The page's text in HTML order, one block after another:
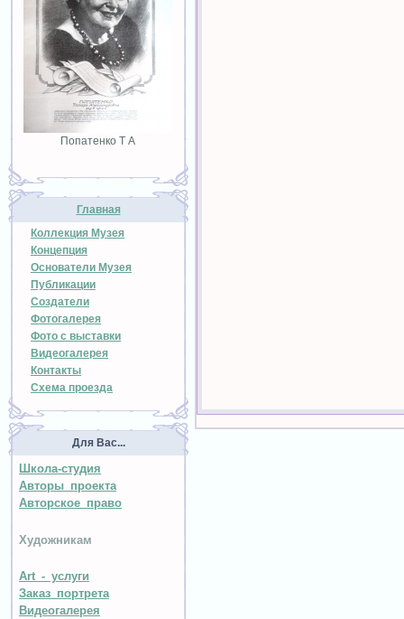
Попатенко Т А
Главная
Коллекция Музея
Концепция
Основатели Музея
Публикации
Создатели
Фотогалерея
Фото с выставки
Видеогалерея
Контакты
Схема проезда
Для Вас...
Школа-студия
Авторы проекта
Авторское право
Художникам
Art - услуги
Заказ портрета
Видеогалерея